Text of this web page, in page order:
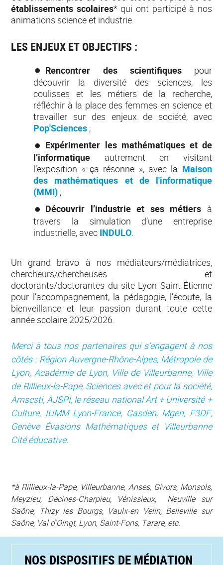
établissements scolaires* qui ont participé à nos
animations science et industrie.
LES ENJEUX ET OBJECTIFS :
Rencontrer des scientifiquespour
découvrir la diversité des sciences, les
coulisses et les métiers de la recherche,
réfléchir à la place des femmes en science et
travailler sur des enjeux de société, avec
Pop'Sciences ;
Expérimenter les mathématiques et de
l’informatique autrement en visitant
l’exposition « ça résonne », avec la Maison
des mathématiques et de l'informatique
(MMI) ;
Découvrir l’industrie et ses métiers à
travers la simulation d’une entreprise
industrielle, avec INDULO
Un grand bravo à nos médiateurs/médiatrices,
chercheurs/chercheuses et
doctorants/doctorantes du site Lyon Saint-Étienne
pour l’accompagnement, la pédagogie, l’écoute, la
bienveillance et leur passion durant toute cette
année scolaire 2025/2026.
Merci à tous nos partenaires qui s’engagent à nos
côtés : Région Auvergne-Rhône-Alpes, Métropole de
Lyon, Académie de Lyon, Ville de Villeurbanne, Ville
de Rillieux-la-Pape, Sciences avec et pour la société,
Amscsti, AJSPI, le réseau national Art + Université +
Culture, IUMM Lyon-France, Casden, Mgen, F3DF,
Genève Évasions Mathématiques et Villeurbanne
Cité éducative.
*à Rillieux-la-Pape, Villeurbanne, Anses, Givors, Monsols,
Meyzieu, Décines-Charpieu, Vénissieux, Neuville sur
Saône, Thizy les Bourgs, Vaulx-en Velin, Belleville sur
Saône, Val d’Oingt, Lyon, Saint-Fons, Tarare, etc.
NOS DISPOSITIFS DE MÉDIATION